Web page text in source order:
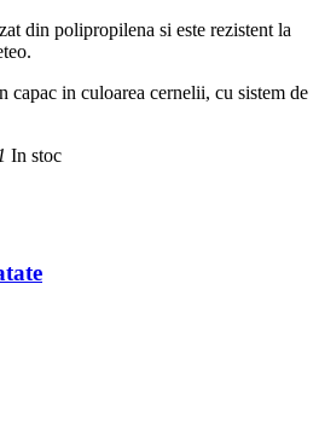
din polipropilena si este rezistent la
capac in culoarea cernelii, cu sistem de
In stoc